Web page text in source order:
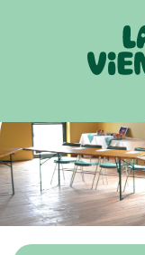
Panneau de